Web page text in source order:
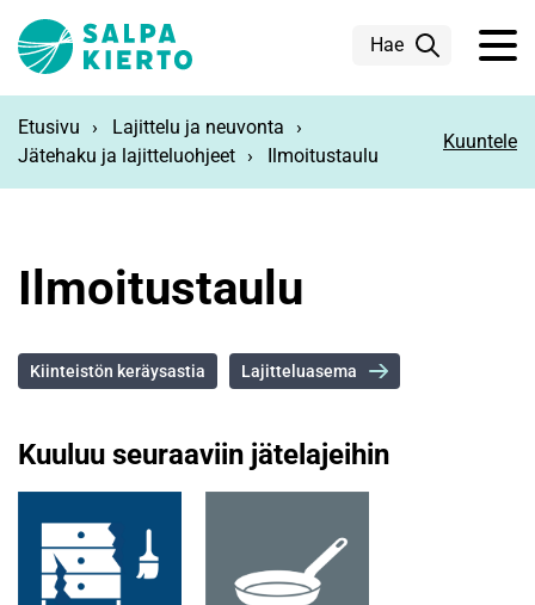
Hae
Etusivu
Lajittelu ja neuvonta
Jätehaku ja lajitteluohjeet
Ilmoitustaulu
Kuuntele
Ilmoitustaulu
Kiinteistön keräysastia Lajitteluasema
Kuuluu seuraaviin jätelajeihin